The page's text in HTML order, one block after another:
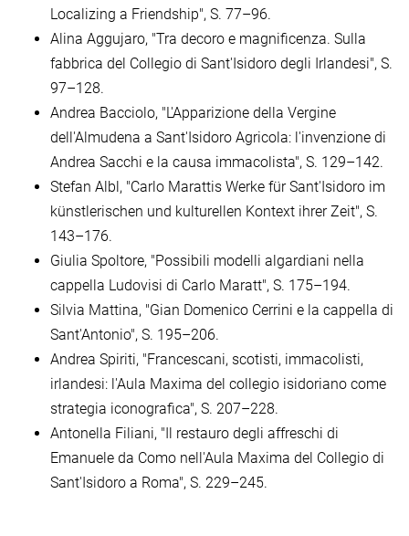
Localizing a Friendship", S. 77–96.
Alina Aggujaro, "Tra decoro e magnificenza. Sulla
fabbrica del Collegio di Sant'Isidoro degli Irlandesi", S.
97–128.
Andrea Bacciolo, "L'Apparizione della Vergine
dell'Almudena a Sant'Isidoro Agricola: l'invenzione di
Andrea Sacchi e la causa immacolista", S. 129–142.
Stefan Albl, "Carlo Marattis Werke für Sant'Isidoro im
künstlerischen und kulturellen Kontext ihrer Zeit", S.
143–176.
Giulia Spoltore, "Possibili modelli algardiani nella
cappella Ludovisi di Carlo Maratt", S. 175–194.
Silvia Mattina, "Gian Domenico Cerrini e la cappella di
Sant'Antonio", S. 195–206.
Andrea Spiriti, "Francescani, scotisti, immacolisti,
irlandesi: l'Aula Maxima del collegio isidoriano come
strategia iconografica", S. 207–228.
Antonella Filiani, "Il restauro degli affreschi di
Emanuele da Como nell'Aula Maxima del Collegio di
Sant'Isidoro a Roma", S. 229–245.